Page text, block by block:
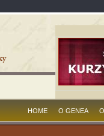
HOME O GENEA